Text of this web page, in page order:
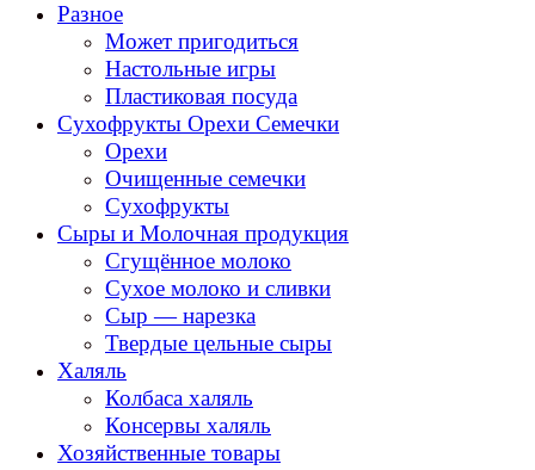
Разное
Может пригодиться
Настольные игры
Пластиковая посуда
Сухофрукты Орехи Семечки
Орехи
Очищенные семечки
Сухофрукты
Сыры и Молочная продукция
Сгущённое молоко
Сухое молоко и сливки
Сыр — нарезка
Твердые цельные сыры
Халяль
Колбаса халяль
Консервы халяль
Хозяйственные товары